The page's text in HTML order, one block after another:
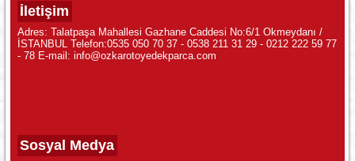
İletişim
Adres: Talatpaşa Mahallesi Gazhane Caddesi No:6/1 Okmeydanı /
İSTANBUL Telefon:0535 050 70 37 - 0538 211 31 29 - 0212 222 59 77
- 78 E-mail: info@ozkarotoyedekparca.com
Sosyal Medya